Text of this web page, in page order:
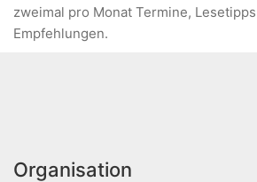
zweimal pro Monat Termine,
Empfehlungen.
Organisation